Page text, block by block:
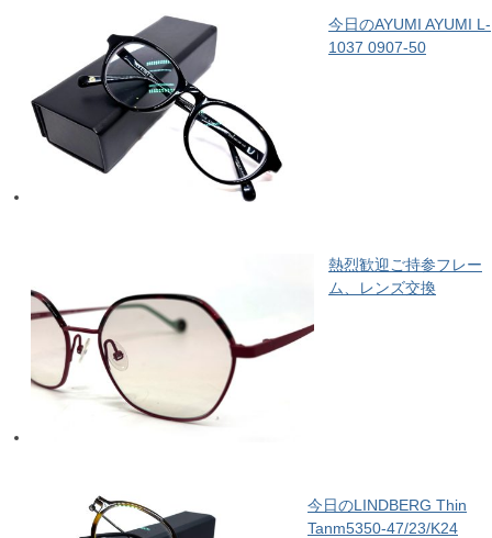
今日のAYUMI AYUMI L-
1037 0907-50
熱烈歓迎ご持参フレー
ム、レンズ交換
今日のLINDBERG Thin
Tanm5350-47/23/K24